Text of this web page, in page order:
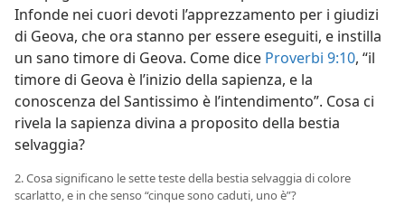
Infonde nei cuori devoti l’apprezzamento per i giudizi
di Geova, che ora stanno per essere eseguiti, e instilla
un sano timore di Geova. Come dice Proverbi 9:10, “il
timore di Geova è l’inizio della sapienza, e la
conoscenza del Santissimo è l’intendimento”. Cosa ci
rivela la sapienza divina a proposito della bestia
selvaggia?
2. Cosa significano le sette teste della bestia selvaggia di colore
scarlatto, e in che senso “cinque sono caduti, uno è”?